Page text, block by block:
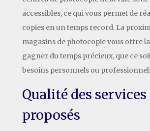
accessibles, ce qui vous permet de
copies en un temps record. La
magasins de photocopie vous offre
gagner du temps précieux, que ce
besoins personnels ou
Qualité des services
proposés